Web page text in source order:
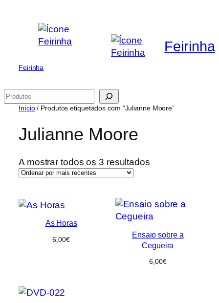
conteúdo
Feirinha
Feirinha
Pesquisar
Início/ Produtos etiquetados com “Julianne Moore”
Julianne Moore
A mostrar todos os 3 resultadosOrdenado
recentes
As Horas
6,00€
Ensaio sobre a
Cegueira
6,00€